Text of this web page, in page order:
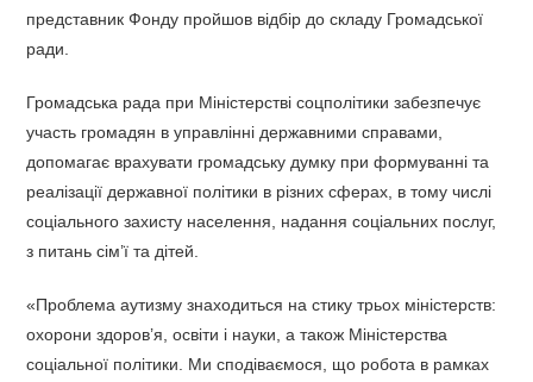
представник Фонду пройшов відбір до складу Громадської
ради.
Громадська рада при Міністерстві соцполітики забезпечує
участь громадян в управлінні державними справами,
допомагає врахувати громадську думку при формуванні та
реалізації державної політики в різних сферах, в тому числі
соціального захисту населення, надання соціальних послуг,
з питань сім’ї та дітей.
«Проблема аутизму знаходиться на стику трьох міністерств:
охорони здоров’я, освіти і науки, а також Міністерства
соціальної політики. Ми сподіваємося, що робота в рамках